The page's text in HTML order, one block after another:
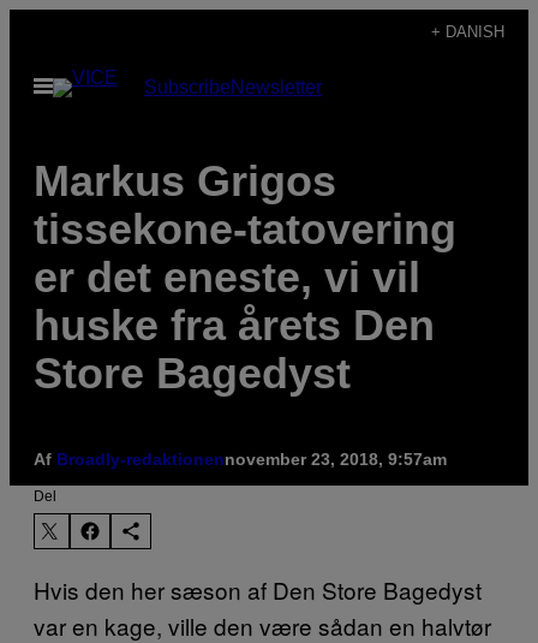
indhold
+ DANISH
Åbn
Menu
SubscribeNewsletter
Markus Grigos
tissekone-tatovering
er det eneste, vi vil
huske fra årets Den
Store Bagedyst
Af Broadly-redaktionennovember 23, 2018, 9:57am
Del
Hvis den her sæson af Den Store Bagedyst
var en kage, ville den være sådan en halvtør